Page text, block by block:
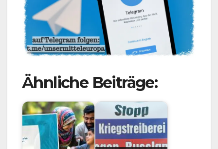
Ähnliche Beiträge: